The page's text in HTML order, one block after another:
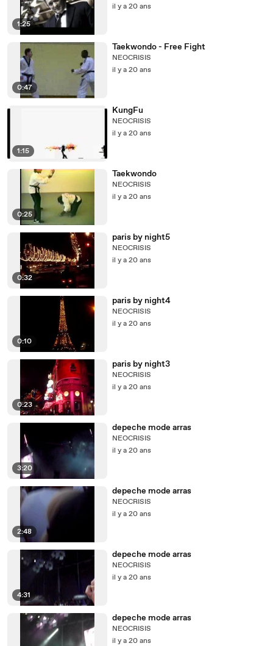
1:25
il y a 20 ans
0:47
Taekwondo - Free Fight
NEOCRISIS
il y a 20 ans
1:15
KungFu
NEOCRISIS
il y a 20 ans
0:25
Taekwondo
NEOCRISIS
il y a 20 ans
0:32
paris by night5
NEOCRISIS
il y a 20 ans
0:10
paris by night4
NEOCRISIS
il y a 20 ans
0:23
paris by night3
NEOCRISIS
il y a 20 ans
3:20
depeche mode arras
NEOCRISIS
il y a 20 ans
2:48
depeche mode arras
NEOCRISIS
il y a 20 ans
4:31
depeche mode arras
NEOCRISIS
il y a 20 ans
depeche mode arras
NEOCRISIS
il y a 20 ans